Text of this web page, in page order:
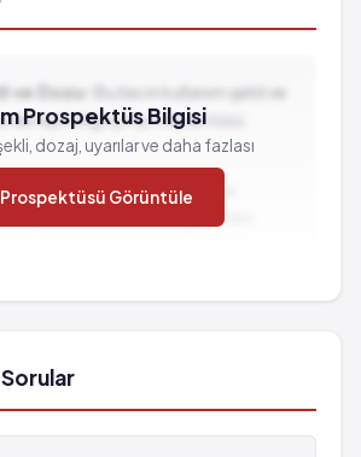
ve Dozu:
Bu ilacın kullanım şekli ve
detaylı bilgi için prospektüsü
İlacın kullanılmaması
ve dikkat edilmesi gereken
Prospektüs Bilgisi
dozaj, uyarılar ve daha fazlası
Prospektüsü Görüntüle
Sorular